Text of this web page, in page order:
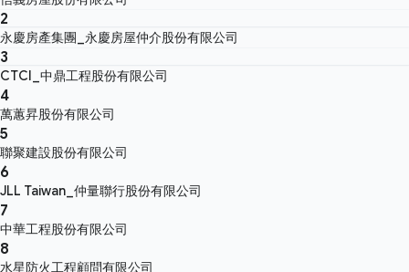
2
永慶房產集團_永慶房屋仲介股份有限公司
3
CTCI_中鼎工程股份有限公司
4
萬蕙昇股份有限公司
5
聯聚建設股份有限公司
6
JLL Taiwan_仲量聯行股份有限公司
7
中華工程股份有限公司
8
水星防火工程顧問有限公司